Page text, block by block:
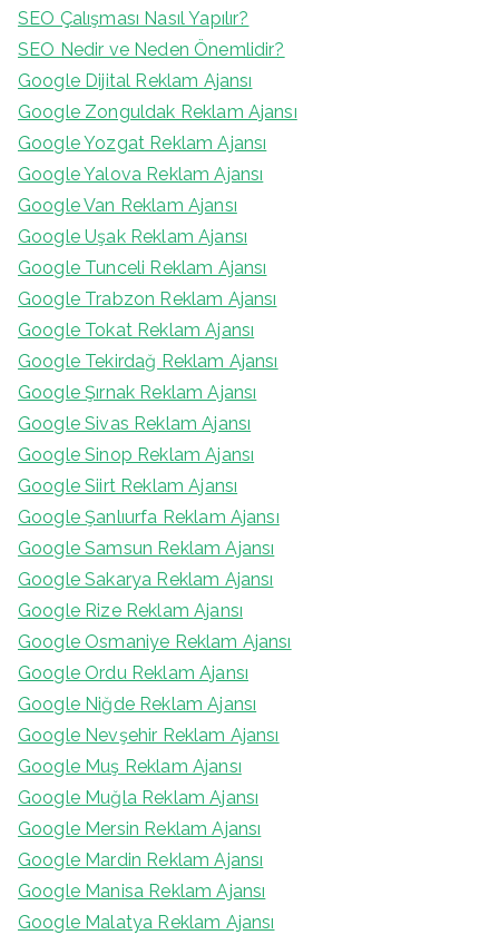
SEO Çalışması Nasıl Yapılır?
SEO Nedir ve Neden Önemlidir?
Google Dijital Reklam Ajansı
Google Zonguldak Reklam Ajansı
Google Yozgat Reklam Ajansı
Google Yalova Reklam Ajansı
Google Van Reklam Ajansı
Google Uşak Reklam Ajansı
Google Tunceli Reklam Ajansı
Google Trabzon Reklam Ajansı
Google Tokat Reklam Ajansı
Google Tekirdağ Reklam Ajansı
Google Şırnak Reklam Ajansı
Google Sivas Reklam Ajansı
Google Sinop Reklam Ajansı
Google Siirt Reklam Ajansı
Google Şanlıurfa Reklam Ajansı
Google Samsun Reklam Ajansı
Google Sakarya Reklam Ajansı
Google Rize Reklam Ajansı
Google Osmaniye Reklam Ajansı
Google Ordu Reklam Ajansı
Google Niğde Reklam Ajansı
Google Nevşehir Reklam Ajansı
Google Muş Reklam Ajansı
Google Muğla Reklam Ajansı
Google Mersin Reklam Ajansı
Google Mardin Reklam Ajansı
Google Manisa Reklam Ajansı
Google Malatya Reklam Ajansı